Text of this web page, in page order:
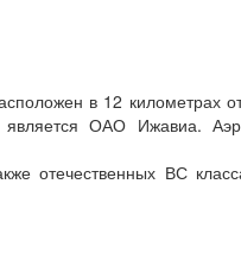
в 12 километрах
ОАО Ижавиа.
отечественных ВС